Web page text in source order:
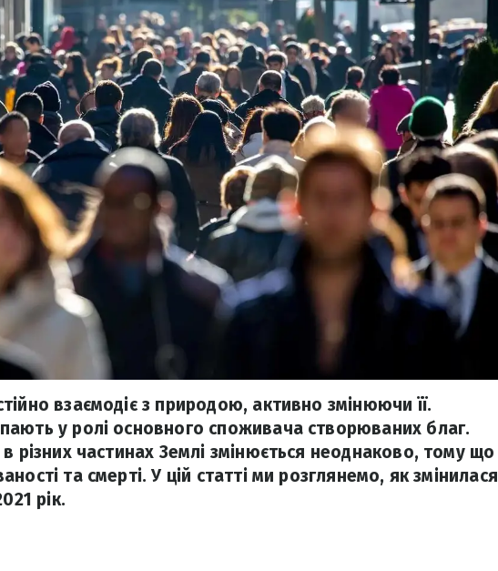
взаємодіє з природою, активно змінюючи її.
у ролі основного споживача створюваних благ.
різних частинах Землі змінюється неоднаково, тому що
та смерті. У цій статті ми розглянемо, як змінилася
рік.